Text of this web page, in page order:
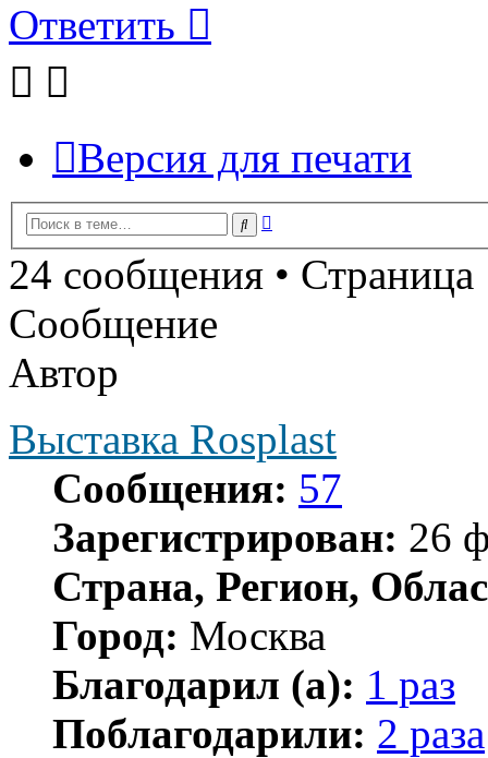
Ответить
Версия для печати
Поиск
24 сообщения • Страница
Сообщение
Автор
Выставка Rosplast
Сообщения: 57
Зарегистрирован: 26
Страна, Регион,
Город: Москва
Благодарил (а): 1 раз
Поблагодарили: 2 раза